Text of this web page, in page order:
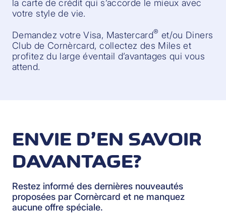
la carte de crédit qui s’accorde le mieux avec
votre style de vie.
Demandez votre Visa, Mastercard® et/ou Diners
Club de Cornèrcard, collectez des Miles et
profitez du large éventail d’avantages qui vous
attend.
ENVIE D’EN SAVOIR
DAVANTAGE?
Restez informé des dernières nouveautés
proposées par Cornèrcard et ne manquez
aucune offre spéciale.